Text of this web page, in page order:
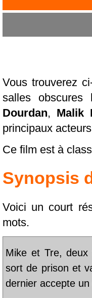
Vous trouverez
salles obscures
Dourdan, Malik
principaux
Ce film est à
Synopsis
Voici un court
mots.
Mike et Tre,
sort de prison et
dernier accepte